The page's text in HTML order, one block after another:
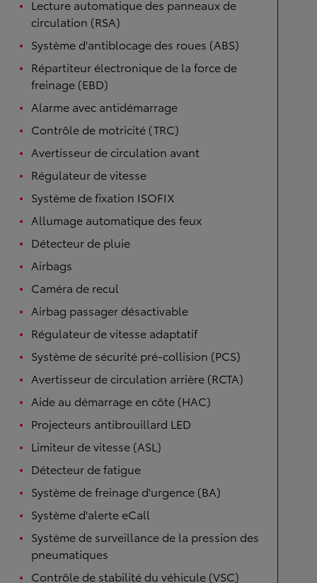
Lecture automatique des panneaux de
circulation (RSA)
Système d'antiblocage des roues (ABS)
Répartiteur électronique de la force de
freinage (EBD)
Alarme avec antidémarrage
Contrôle de motricité (TRC)
Avertisseur de circulation avant
Régulateur de vitesse
Système de fixation ISOFIX
Allumage automatique des feux
Détecteur de pluie
Airbags
Caméra de recul
Airbag passager désactivable
Régulateur de vitesse adaptatif
Système de sécurité pré-collision (PCS)
Avertisseur de circulation arrière (RCTA)
Aide au démarrage en côte (HAC)
Projecteurs antibrouillard LED
Limiteur de vitesse (ASL)
Détecteur de fatigue
Système de freinage d'urgence (BA)
Système d'alerte eCall
Système de surveillance de la pression des
pneumatiques
Contrôle de stabilité du véhicule (VSC)